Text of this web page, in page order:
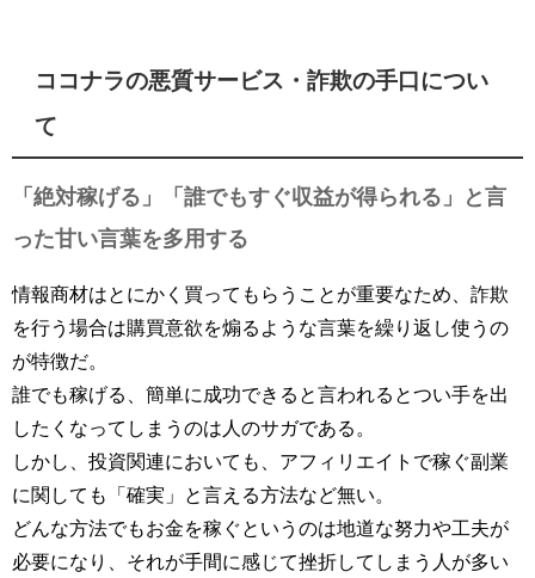
ココナラの悪質サービス・詐欺の手口につい
て
「絶対稼げる」「誰でもすぐ収益が得られる」と言
った甘い言葉を多用する
情報商材はとにかく買ってもらうことが重要なため、詐欺
を行う場合は購買意欲を煽るような言葉を繰り返し使うの
が特徴だ。
誰でも稼げる、簡単に成功できると言われるとつい手を出
したくなってしまうのは人のサガである。
しかし、投資関連においても、アフィリエイトで稼ぐ副業
に関しても「確実」と言える方法など無い。
どんな方法でもお金を稼ぐというのは地道な努力や工夫が
必要になり、それが手間に感じて挫折してしまう人が多い